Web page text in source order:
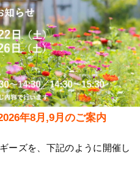
年8月,9月のご案内
ーズを、下記のように開催し